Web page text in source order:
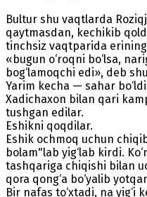
Bultur shu vaqtlarda
qaytmasdan, kechikib
tinchsiz vaqtparida
«bugun o‘roqni bo‘lsa,
bog‘lamoqchi edi», deb
Yarim kecha — sahar
Xadichaxon bilan qari
tushgan edilar.
Eshikni qoqdilar.
Eshik ochmoq uchun
bolam"lab yig‘lab kirdi.
tashqariga chiqishi bilan
qora qong‘a bo‘yalib
Bir nafas to‘xtadi, na yig‘i